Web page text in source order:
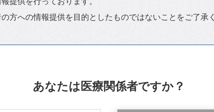
方への情報提供を目的としたものではないことをご了承
あなたは医療関係者ですか？